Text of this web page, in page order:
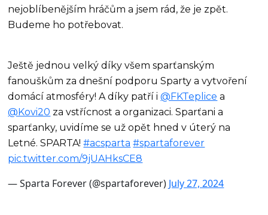
nejoblíbenějším hráčům a jsem rád, že je zpět.
Budeme ho potřebovat.
Ještě jednou velký díky všem sparťanským
fanouškům za dnešní podporu Sparty a vytvoření
domácí atmosféry! A díky patří i@FKTeplice a
@Kovi20 za vstřícnost a organizaci. Sparťani a
sparťanky, uvidíme se už opět hned v úterý na
Letné. SPARTA!#acsparta #spartaforever
pic.twitter.com/9jUAHksCE8
— Sparta Forever (@spartaforever) July 27, 2024